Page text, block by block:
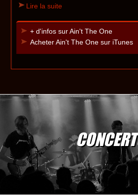
Lire la suite
+ d'infos sur Ain't The One
Acheter Ain't The One sur iTunes